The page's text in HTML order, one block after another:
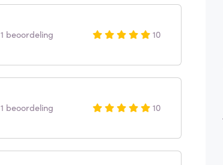
1 beoordeling 10
1 beoordeling 10